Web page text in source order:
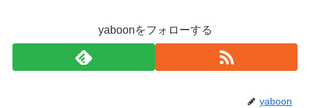
yaboonをフォローする
yaboon